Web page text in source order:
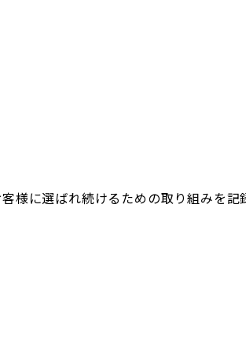
に選ばれ続けるための取り組みを記